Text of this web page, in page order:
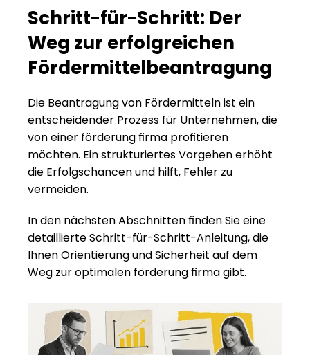
Schritt-für-Schritt: Der
Weg zur erfolgreichen
Fördermittelbeantragung
Die Beantragung von Fördermitteln ist ein
entscheidender Prozess für Unternehmen, die
von einer förderung firma profitieren
möchten. Ein strukturiertes Vorgehen erhöht
die Erfolgschancen und hilft, Fehler zu
vermeiden.
In den nächsten Abschnitten finden Sie eine
detaillierte Schritt-für-Schritt-Anleitung, die
Ihnen Orientierung und Sicherheit auf dem
Weg zur optimalen förderung firma gibt.